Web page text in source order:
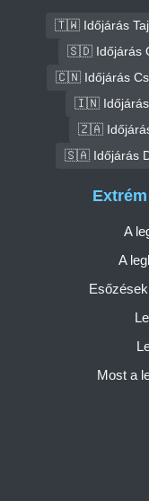
🇹🇼 Időjárás
🇸🇩 Időjárás
🇨🇳 Időjárás
🇮🇳 Időjárás
🇿🇦
🇸🇦 Időjárás
A
A
Most a